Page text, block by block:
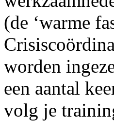
(de ‘warme
worden
een aantal
volg je